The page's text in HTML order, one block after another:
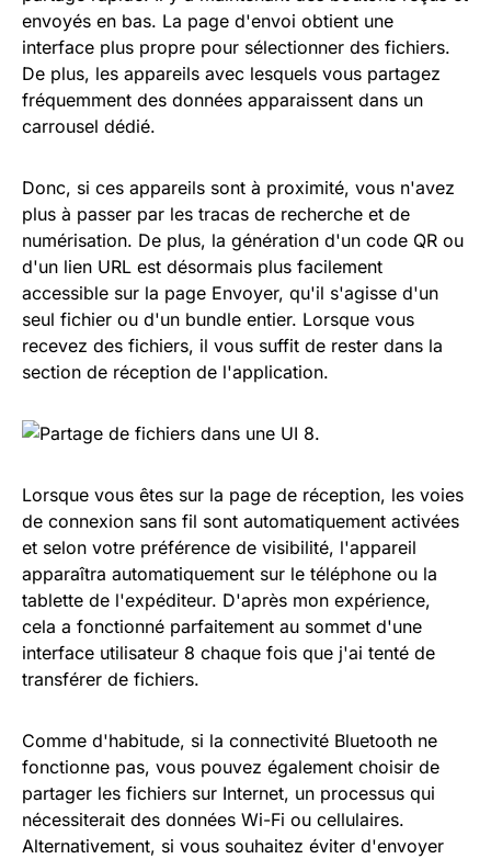
envoyés en bas. La page d'envoi obtient une
interface plus propre pour sélectionner des fichiers.
De plus, les appareils avec lesquels vous partagez
fréquemment des données apparaissent dans un
carrousel dédié.
Donc, si ces appareils sont à proximité, vous n'avez
plus à passer par les tracas de recherche et de
numérisation. De plus, la génération d'un code QR ou
d'un lien URL est désormais plus facilement
accessible sur la page Envoyer, qu'il s'agisse d'un
seul fichier ou d'un bundle entier. Lorsque vous
recevez des fichiers, il vous suffit de rester dans la
section de réception de l'application.
Lorsque vous êtes sur la page de réception, les voies
de connexion sans fil sont automatiquement activées
et selon votre préférence de visibilité, l'appareil
apparaîtra automatiquement sur le téléphone ou la
tablette de l'expéditeur. D'après mon expérience,
cela a fonctionné parfaitement au sommet d'une
interface utilisateur 8 chaque fois que j'ai tenté de
transférer de fichiers.
Comme d'habitude, si la connectivité Bluetooth ne
fonctionne pas, vous pouvez également choisir de
partager les fichiers sur Internet, un processus qui
nécessiterait des données Wi-Fi ou cellulaires.
Alternativement, si vous souhaitez éviter d'envoyer